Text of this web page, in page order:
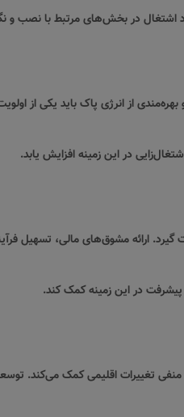
اشتغال در بخش‌های مرتبط با نصب
از انرژی پاک باید یکی از
در این زمینه افزایش یابد.
ارائه مشوق‌های مالی، تسهیل
در این زمینه کمک کند.
تغییرات اقلیمی کمک می‌کند.